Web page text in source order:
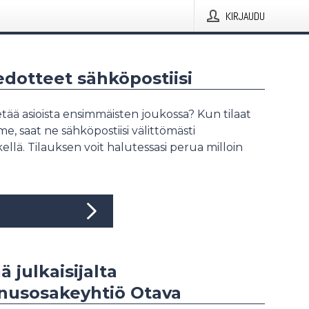
KIRJAUDU
sähköpostiisi
asioista ensimmäisten joukossa? Kun tilaat
saat ne sähköpostiisi välittömästi
Tilauksen voit halutessasi perua milloin
julkaisijalta
Otava